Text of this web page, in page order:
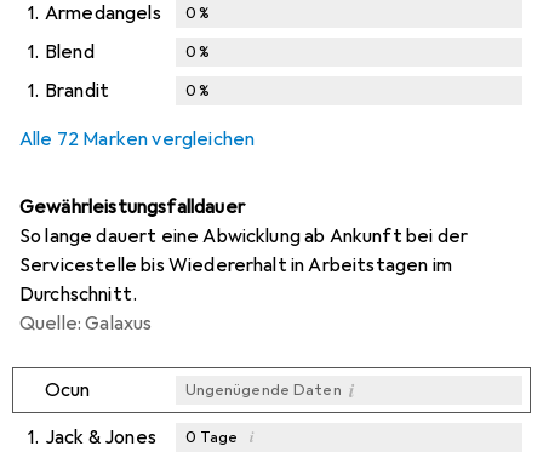
1. Armedangels 0%
1. Blend 0%
1. Brandit 0%
Alle 72 Marken vergleichen
Gewährleistungsfalldauer
So lange dauert eine Abwicklung ab Ankunft bei der
Servicestelle bis Wiedererhalt in Arbeitstagen im
Durchschnitt.
Quelle: Galaxus
Ocun Ungenügende Daten i
1. Jack & Jones 0 Tage i